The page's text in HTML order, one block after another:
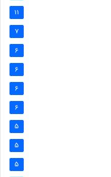
11
7
6
6
6
6
5
5
5